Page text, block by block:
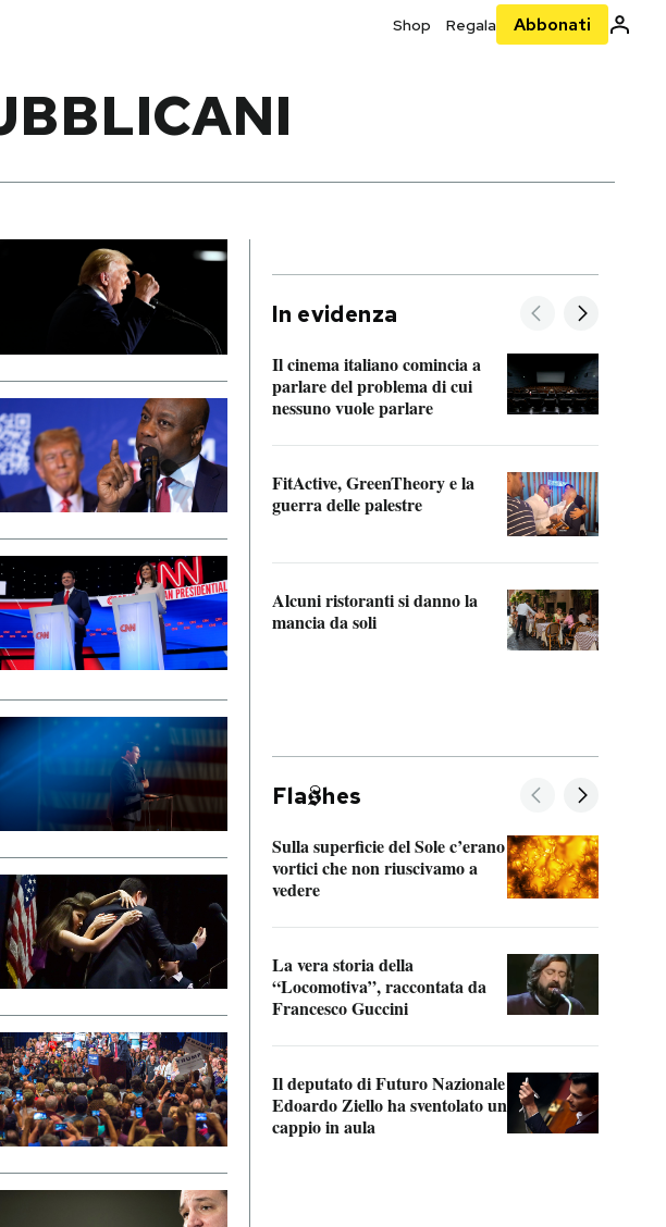
Shop Regala Abbonati
In evidenza
Il cinema italiano comincia a
parlare del problema di cui
nessuno vuole parlare
FitActive, GreenTheory e la
guerra delle palestre
Alcuni ristoranti si danno la
mancia da soli
Fla hes
Sulla superficie del Sole c’erano
vortici che non riuscivamo a
vedere
La vera storia della
“Locomotiva”, raccontata da
Francesco Guccini
Il deputato di Futuro Nazionale
Edoardo Ziello ha sventolato un
cappio in aula